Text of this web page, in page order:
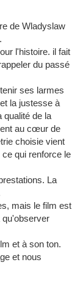
de Wladyslaw
l'histoire. il fait
du passé
ses larmes
la justesse à
qualité de la
au cœur de
choisie vient
qui renforce le
La
mais le film est
qu'observer
et à son ton.
et nous